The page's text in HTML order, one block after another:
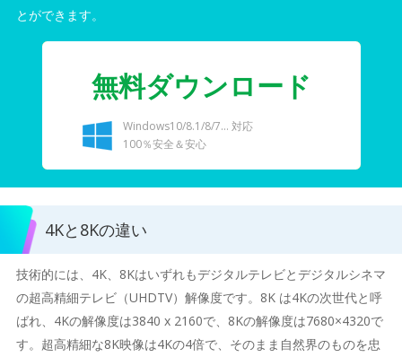
とができます。
無料ダウンロード
Windows10/8.1/8/7... 対応
100％安全＆安心
4Kと8Kの違い
技術的には、4K、8Kはいずれもデジタルテレビとデジタルシネマ
の超高精細テレビ（UHDTV）解像度です。8K は4Kの次世代と呼
ばれ、4Kの解像度は3840 x 2160で、8Kの解像度は7680×4320で
す。超高精細な8K映像は4Kの4倍で、そのまま自然界のものを忠